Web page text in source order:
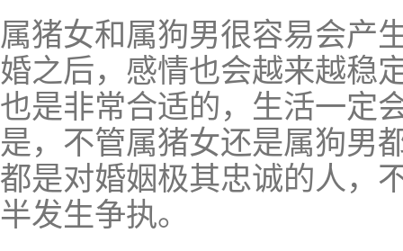
属猪女和属狗男很容易会产
婚之后，感情也会越来越稳
也是非常合适的，生活一定
是，不管属猪女还是属狗男
都是对婚姻极其忠诚的人，
半发生争执。